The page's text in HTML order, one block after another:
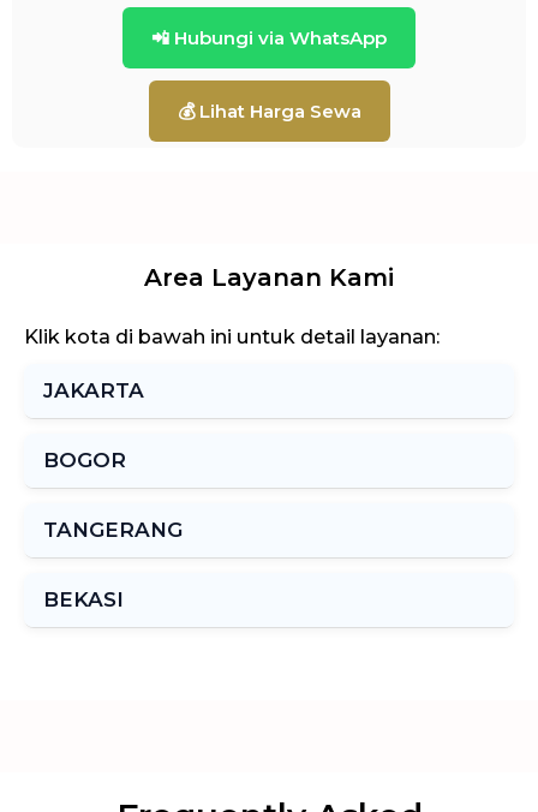
📲 Hubungi via WhatsApp
💰 Lihat Harga Sewa
Area Layanan Kami
Klik kota di bawah ini untuk detail layanan:
JAKARTA
BOGOR
TANGERANG
BEKASI